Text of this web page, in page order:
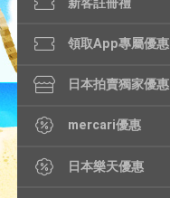
領取App專屬優惠
日本拍賣獨家優惠
mercari優惠
日本樂天優惠
HK243.8元
5,500円
HK288.8元